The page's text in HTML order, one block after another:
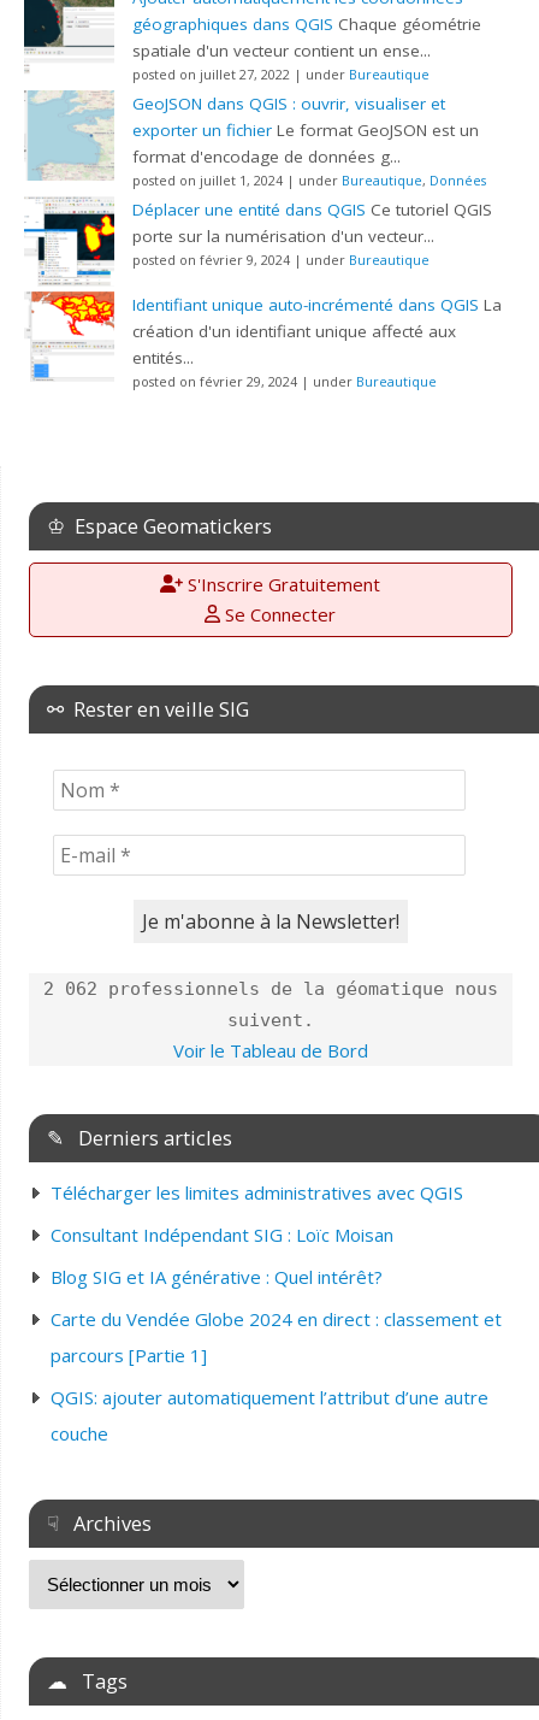
géographiques dans QGIS Chaque géométrie
spatiale d'un vecteur contient un ense...
posted on juillet 27, 2022 | under Bureautique
GeoJSON dans QGIS : ouvrir, visualiser et
exporter un fichier Le format GeoJSON est un
format d'encodage de données g...
posted on juillet 1, 2024 | under Bureautique, Données
Déplacer une entité dans QGIS Ce tutoriel QGIS
porte sur la numérisation d'un vecteur...
posted on février 9, 2024 | under Bureautique
Identifiant unique auto-incrémenté dans QGIS La
création d'un identifiant unique affecté aux
entités...
posted on février 29, 2024 | under Bureautique
♔ Espace Geomatickers
S'Inscrire Gratuitement
Se Connecter
⚯ Rester en veille SIG
2 062 professionnels de la géomatique nous
suivent.
Voir le Tableau de Bord
✎ Derniers articles
Télécharger les limites administratives avec QGIS
Consultant Indépendant SIG : Loïc Moisan
Blog SIG et IA générative : Quel intérêt?
Carte du Vendée Globe 2024 en direct : classement et
parcours [Partie 1]
QGIS: ajouter automatiquement l’attribut d’une autre
couche
☟ Archives
☁ Tags